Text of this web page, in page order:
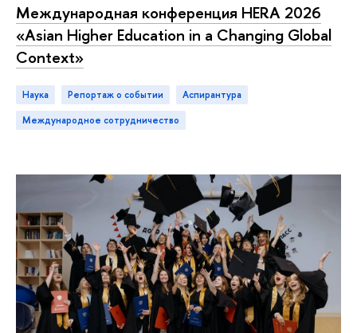
Международная конференция HERA 2026
«Asian Higher Education in a Changing Global
Context»
Наука репортаж о событии
аспирантура
международное сотрудничество